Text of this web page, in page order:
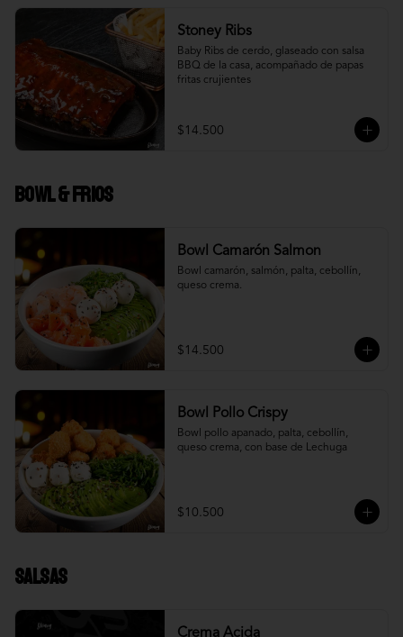
Stoney Ribs
Baby Ribs de cerdo, glaseado con salsa
BBQ de la casa, acompañado de papas
fritas crujientes
$14.500
Bowl & frios
Bowl Camarón Salmon
Bowl camarón, salmón, palta, cebollín,
queso crema.
$14.500
Bowl Pollo Crispy
Bowl pollo apanado, palta, cebollín,
queso crema, con base de Lechuga
$10.500
Salsas
Crema Acida